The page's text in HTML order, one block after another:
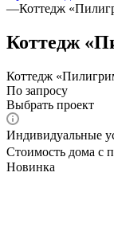
—Коттедж
Коттедж
Коттедж
По запросу
Выбрать проект
Индивидуальные
Стоимость дома с
Новинка